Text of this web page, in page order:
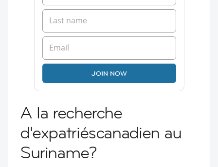
JOIN NOW
A la recherche
d'expatriéscanadien au
Suriname?